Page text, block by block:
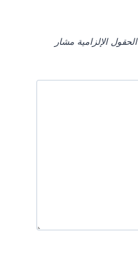
الحقول الإلزامية مشار